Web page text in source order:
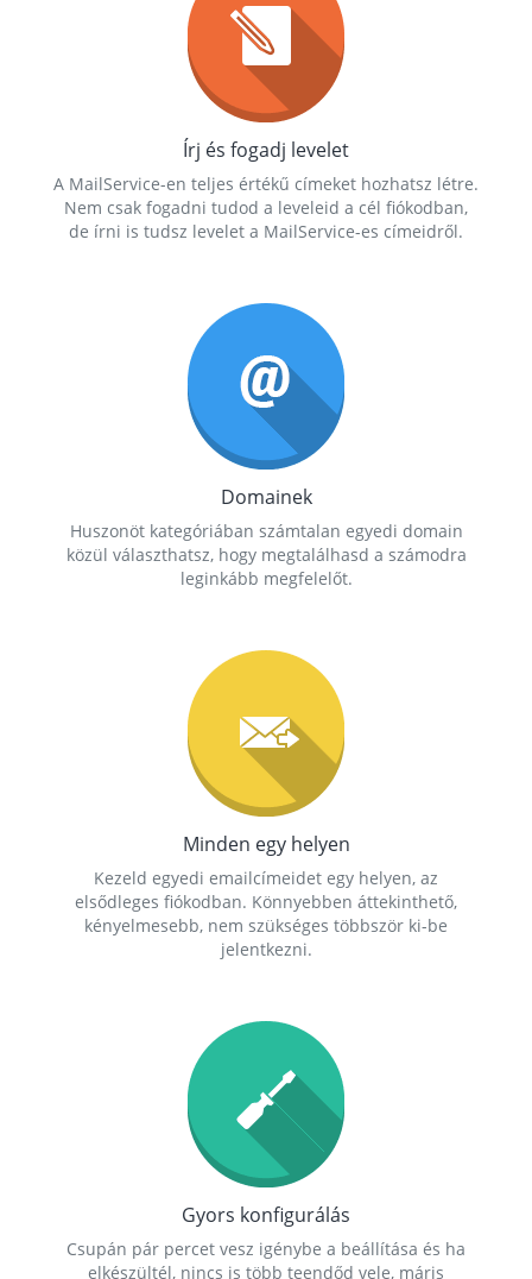
Írj és fogadj levelet
A MailService-en teljes értékű címeket hozhatsz létre.
Nem csak fogadni tudod a leveleid a cél fiókodban,
de írni is tudsz levelet a MailService-es címeidről.
Domainek
Huszonöt kategóriában számtalan egyedi domain
közül választhatsz, hogy megtalálhasd a számodra
leginkább megfelelőt.
Minden egy helyen
Kezeld egyedi emailcímeidet egy helyen, az
elsődleges fiókodban. Könnyebben áttekinthető,
kényelmesebb, nem szükséges többször ki-be
jelentkezni.
Gyors konfigurálás
Csupán pár percet vesz igénybe a beállítása és ha
elkészültél, nincs is több teendőd vele, máris